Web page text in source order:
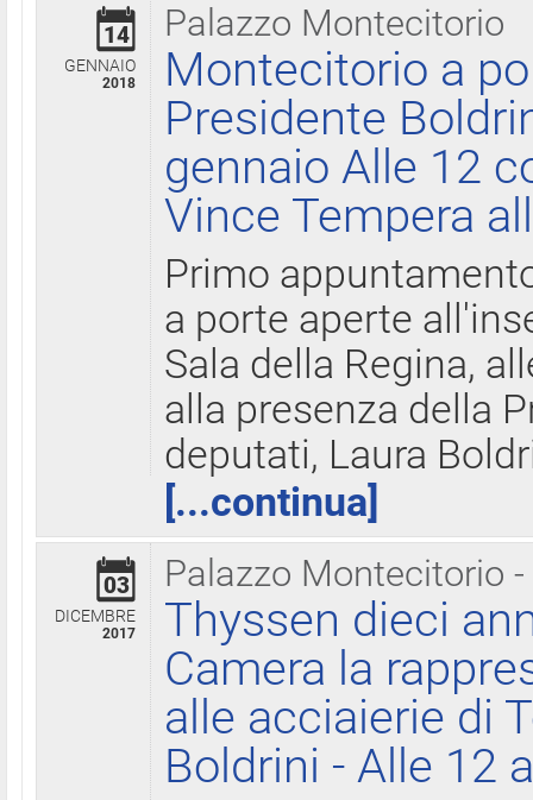
Palazzo Montecitorio
14
GENNAIO
2018
Montecitorio a
Presidente
gennaio Alle 12
Vince Tempera
Primo
a porte aperte
Sala della Regina,
alla presenza della
deputati, Laura
[...continua]
Palazzo Montecitorio
03
DICEMBRE
2017
Thyssen dieci
Camera la
alle acciaierie di
Boldrini - Alle 12